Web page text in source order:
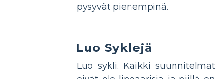
pysyvät pienempinä.
Luo Syklejä
Luo sykli. Kaikki suunnitelmat